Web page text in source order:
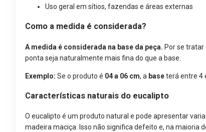
Uso geral em sítios, fazendas e áreas externas
Como a medida é considerada?
A medida é considerada na base da peça. Por se tratar
ponta seja naturalmente mais fina do que a base.
Exemplo: Se o produto é 04 a 06 cm, a baseterá entre 4
Características naturais do eucalipto
O eucalipto é um produto natural e pode apresentar
madeira maciça. Isso não significa defeito e, na maioria